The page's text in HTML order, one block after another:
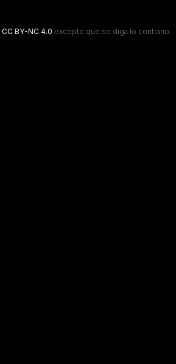
CC BY-NC 4.0 excepto que se diga lo contrario.